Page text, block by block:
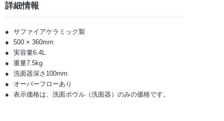
詳細情報
サファイアケラミック製
500 × 360mm
実容量6.4L
重量7.5kg
洗面器深さ100mm
オーバーフローあり
表示価格は、洗面ボウル（洗面器）のみの価格です。